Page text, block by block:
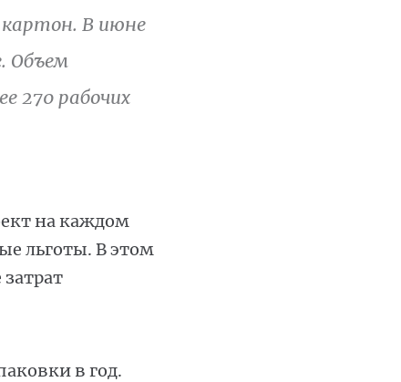
картон. В июне
Объем
270 рабочих
на каждом
льготы. В этом
в год.